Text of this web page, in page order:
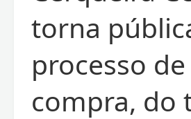
torna
processo de
compra, do